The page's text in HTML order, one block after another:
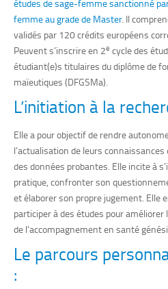
études de sage-femme sanctionné
femme au grade de Master. Il
validés par 120 crédits européens
Peuvent s’inscrire en 2e cycle des
étudiant(e)s titulaires du diplôme de
maïeutiques (DFGSMa).
L’initiation à la
Elle a pour objectif de rendre
l’actualisation de leurs
des données probantes. Elle incite à
pratique, confronter son
et élaborer son propre jugement. Elle
participer à des études pour
de l’accompagnement en santé
Le parcours
: